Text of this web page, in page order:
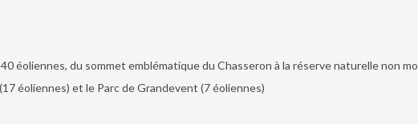
éoliennes, du sommet emblématique du Chasseron à la réserve naturelle non
éoliennes) et le Parc de Grandevent (7 éoliennes)